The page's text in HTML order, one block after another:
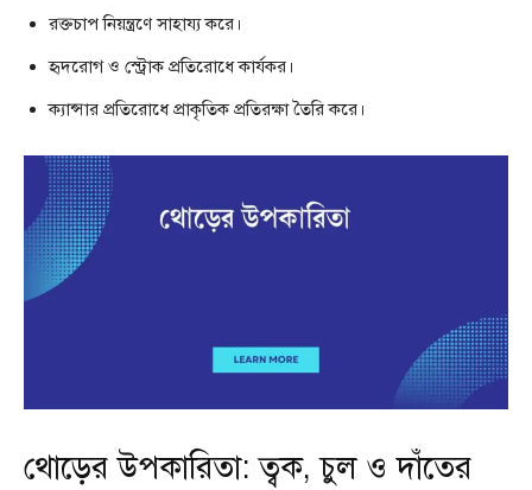
রক্তচাপ নিয়ন্ত্রণে সাহায্য করে।
হৃদরোগ ও স্ট্রোক প্রতিরোধে কার্যকর।
ক্যান্সার প্রতিরোধে প্রাকৃতিক প্রতিরক্ষা তৈরি করে।
থোড়ের উপকারিতা: ত্বক, চুল ও দাঁতের